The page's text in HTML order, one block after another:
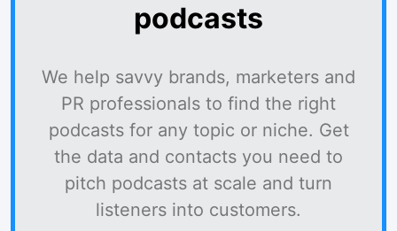
podcasts
We help savvy brands, marketers and
PR professionals to find the right
podcasts for any topic or niche. Get
the data and contacts you need to
pitch podcasts at scale and turn
listeners into customers.